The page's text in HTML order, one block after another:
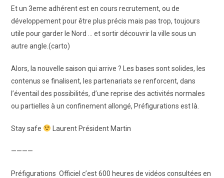
Et un 3eme adhérent est en cours recrutement, ou de
développement pour être plus précis mais pas trop, toujours
utile pour garder le Nord … et sortir découvrir la ville sous un
autre angle.(carto)
Alors, la nouvelle saison qui arrive ? Les bases sont solides, les
contenus se finalisent, les partenariats se renforcent, dans
l’éventail des possibilités, d’une reprise des activités normales
ou partielles à un confinement allongé, Préfigurations est là.
Stay safe Laurent Président Martin
————
Préfigurations Officiel c’est 600 heures de vidéos consultées en